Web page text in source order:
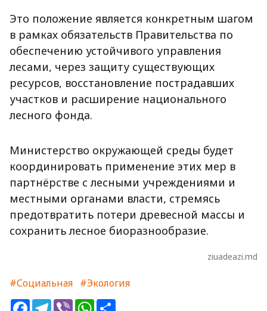
Это положение является конкретным шагом
в рамках обязательств Правительства по
обеспечению устойчивого управления
лесами, через защиту существующих
ресурсов, восстановление пострадавших
участков и расширение национального
лесного фонда.
Министерство окружающей среды будет
координировать применение этих мер в
партнёрстве с лесными учреждениями и
местными органами власти, стремясь
предотвратить потери древесной массы и
сохранить лесное биоразнообразие.
ziuadeazi.md
#Социальная #Экология
FacebookTelegram
ViberWhatsApp